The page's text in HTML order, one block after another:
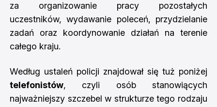
za organizowanie pracy pozostałych
uczestników, wydawanie poleceń, przydzielanie
zadań oraz koordynowanie działań na terenie
całego kraju.
Według ustaleń policji znajdował się tuż poniżej
telefonistów, czyli osób stanowiących
najważniejszy szczebel w strukturze tego rodzaju